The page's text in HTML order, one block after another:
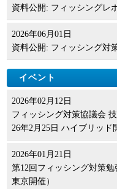
資料公開: フィッシングレ
2026年06月01日
資料公開: フィッシング対
イベント
2026年02月12日
フィッシング対策協議会
26年2月25日 ハイブリッド
2026年01月21日
第12回フィッシング対策
東京開催）